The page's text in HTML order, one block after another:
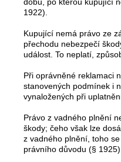
dobu, po kterou kupující
1922).
Kupující nemá právo ze
přechodu nebezpečí
událost. To neplatí,
Při oprávněné reklamaci
stanovených podmínek i
vynaložených při
Právo z vadného plnění
škody; čeho však lze
z vadného plnění, toho
právního důvodu (§